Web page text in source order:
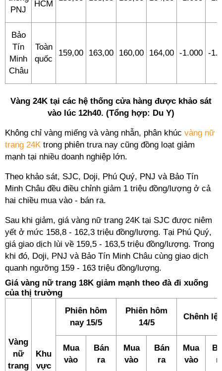
PNJ
HCM
Bảo
Tín
Minh
Châu
Toàn
quốc
159,00 163,00 160,00 164,00 -1.000 -
Vàng 24K tại các hệ thống cửa hàng được khảo sát
vào lúc 12h40. (Tổng hợp: Du Y)
Không chỉ vàng miếng và vàng nhẫn, phân khúc vàng nữ
trang 24K trong phiên trưa nay cũng đồng loạt giảm
mạnh tại nhiều doanh nghiệp lớn.
Theo khảo sát, SJC, Doji, Phú Quý, PNJ và Bảo Tín
Minh Châu đều điều chỉnh giảm 1 triệu đồng/lượng ở cả
hai chiều mua vào - bán ra.
Sau khi giảm, giá vàng nữ trang 24K tại SJC được niêm
yết ở mức 158,8 - 162,3 triệu đồng/lượng. Tại Phú Quý,
giá giao dịch lùi về 159,5 - 163,5 triệu đồng/lượng. Trong
khi đó, Doji, PNJ và Bảo Tín Minh Châu cùng giao dịch
quanh ngưỡng 159 - 163 triệu đồng/lượng.
Giá vàng nữ trang 18K giảm mạnh theo đà đi xuống
của thị trường
Vàng
nữ
trang
Khu
vực
Phiên hôm
nay 15/5
Phiên hôm
14/5
Chênh
Mua
vào
Bán
ra
Mua
vào
Bán
ra
Mua
vào